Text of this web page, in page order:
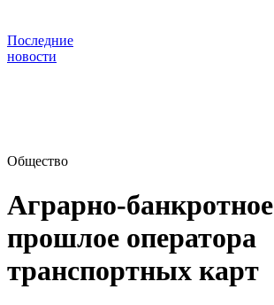
Последние
новости
Общество
Аграрно-банкротное
прошлое оператора
транспортных карт